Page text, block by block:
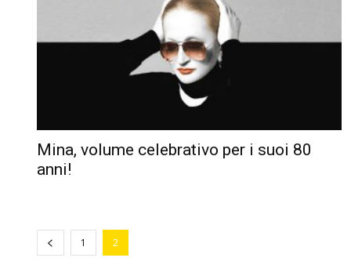
Mina, volume celebrativo per i suoi 80
anni!
1 2